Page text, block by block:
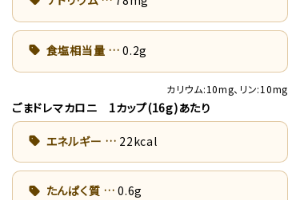
食塩相当量 0.2g
カリウム:10mg、リン:10mg
ごまドレマカロニ 1カップ(16g)あたり
エネルギー 22kcal
たんぱく質 0.6g